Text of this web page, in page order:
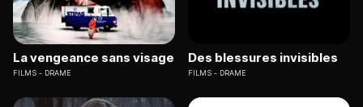
La vengeance sans visage
FILMS DRAME
Des blessures invisibles
FILMS DRAME